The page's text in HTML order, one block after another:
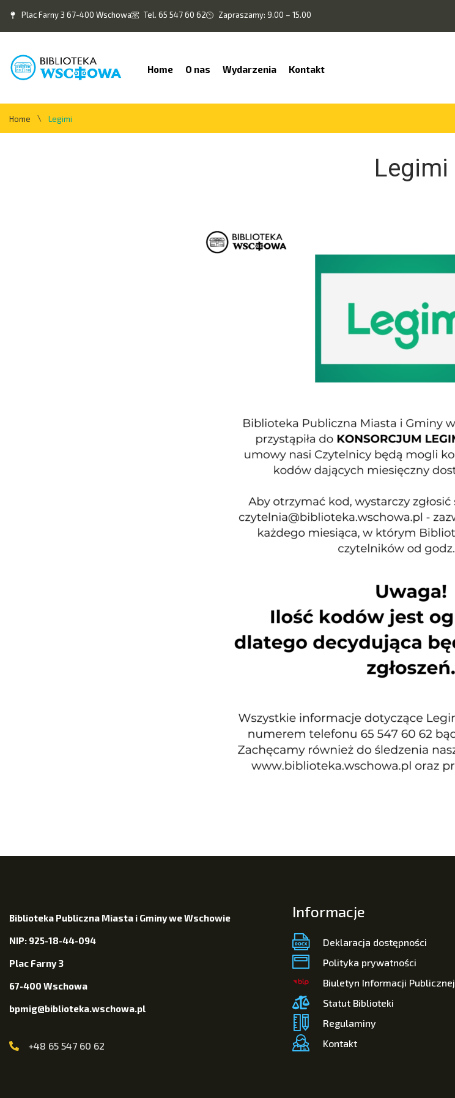
Plac Farny 3 67-400 Wschowa Tel. 65 547 60 62 Zapraszamy: 9.00 – 15.00
Home O nas Wydarzenia Kontakt
Home \ Legimi
Legimi
Biblioteka Publiczna Miasta i Gminy we Wschowie
NIP: 925-18-44-094
Plac Farny 3
67-400 Wschowa
bpmig@biblioteka.wschowa.pl
+48 65 547 60 62
Informacje
Deklaracja dostępności
Polityka prywatności
Biuletyn Informacji Publicznej
Statut Biblioteki
Regulaminy
Kontakt